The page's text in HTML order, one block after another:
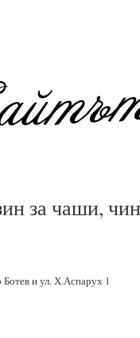
за чаши,
Ботев и ул. Х.Аспарух 1